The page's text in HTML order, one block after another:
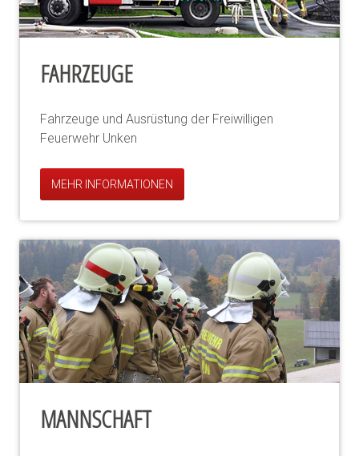
FAHRZEUGE
Fahrzeuge und Ausrüstung der Freiwilligen
Feuerwehr Unken
MEHR INFORMATIONEN
MANNSCHAFT